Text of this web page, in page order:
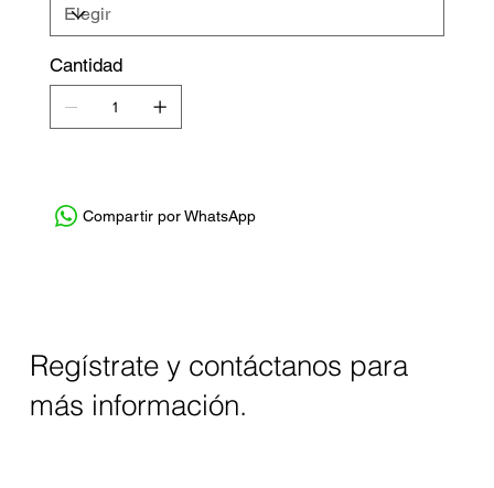
Cantidad
Compartir por WhatsApp
Regístrate y contáctanos para
más información.